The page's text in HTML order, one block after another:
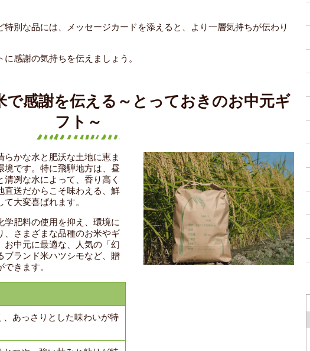
別な品には、メッセージカードを添えると、より一層気持ちが伝わり
感謝の気持ちを伝えましょう。
で感謝を伝える～とっておきのお中元ギ
フト～
かな水と肥沃な土地に恵ま
境です。特に飛騨地方は、昼
冽な水によって、香り高く
直送だからこそ味わえる、鮮
大変喜ばれます。
肥料の使用を抑え、環境に
、さまざまな品種のお米やギ
お中元に最適な、人気の「幻
ブランド米ハツシモなど、贈
きます。
、あっさりとした味わいが特